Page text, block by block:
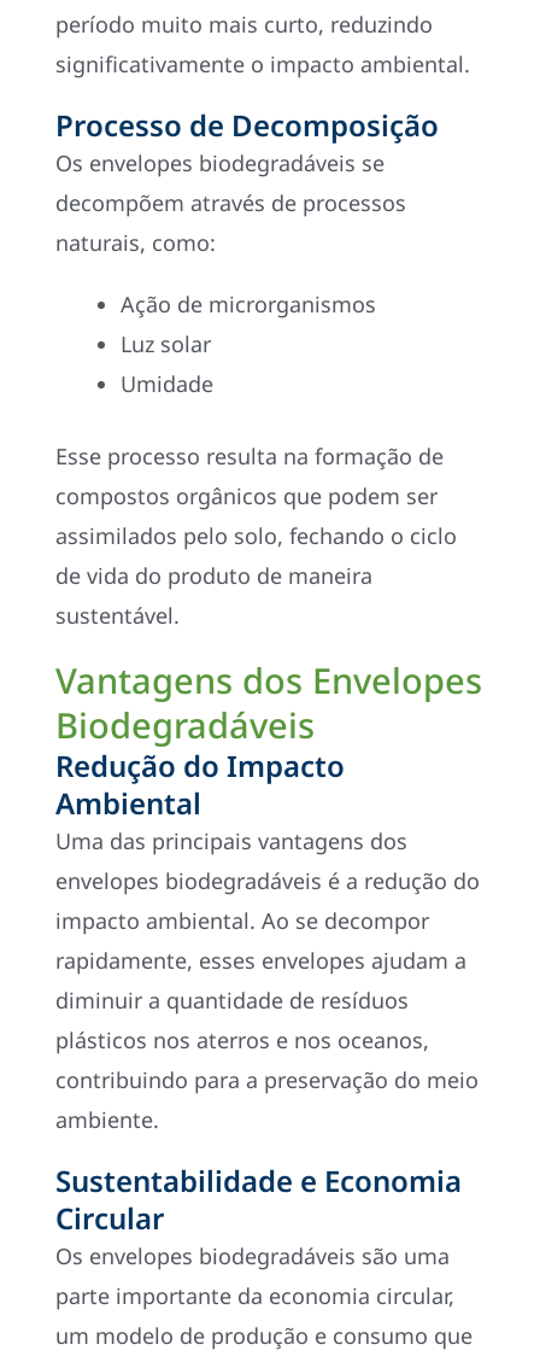
período muito mais curto, reduzindo
significativamente o impacto ambiental.
Processo de Decomposição
Os envelopes biodegradáveis se
decompõem através de processos
naturais, como:
Ação de microrganismos
Luz solar
Umidade
Esse processo resulta na formação de
compostos orgânicos que podem ser
assimilados pelo solo, fechando o ciclo
de vida do produto de maneira
sustentável.
Vantagens dos Envelopes
Biodegradáveis
Redução do Impacto
Ambiental
Uma das principais vantagens dos
envelopes biodegradáveis é a redução do
impacto ambiental. Ao se decompor
rapidamente, esses envelopes ajudam a
diminuir a quantidade de resíduos
plásticos nos aterros e nos oceanos,
contribuindo para a preservação do meio
ambiente.
Sustentabilidade e Economia
Circular
Os envelopes biodegradáveis são uma
parte importante da economia circular,
um modelo de produção e consumo que